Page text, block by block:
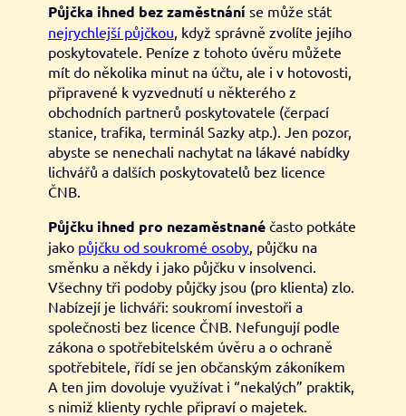
Půjčka ihned bez zaměstnání se může stát
nejrychlejší půjčkou , když správně zvolíte jejího
poskytovatele. Peníze z tohoto úvěru můžete
mít do několika minut na účtu, ale i v hotovosti,
připravené k vyzvednutí u některého z
obchodních partnerů poskytovatele (čerpací
stanice, trafika, terminál Sazky atp.). Jen pozor,
abyste se nenechali nachytat na lákavé nabídky
lichvářů a dalších poskytovatelů bez licence
ČNB.
Půjčku ihned pro nezaměstnané často potkáte
jako půjčku od soukromé osoby, půjčku na
směnku a někdy i jako půjčku v insolvenci.
Všechny tři podoby půjčky jsou (pro klienta) zlo.
Nabízejí je lichváři: soukromí investoři a
společnosti bez licence ČNB. Nefungují podle
zákona o spotřebitelském úvěru a o ochraně
spotřebitele, řídí se jen občanským zákoníkem
A ten jim dovoluje využívat i “nekalých” praktik,
s nimiž klienty rychle připraví o majetek.